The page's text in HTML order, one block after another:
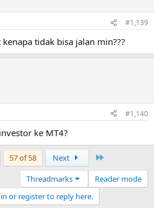
#1,139
tidak bisa jalan min???
#1,140
ke MT4?
57 of 58 Next
Threadmarks
Reader mode
or register to reply here.